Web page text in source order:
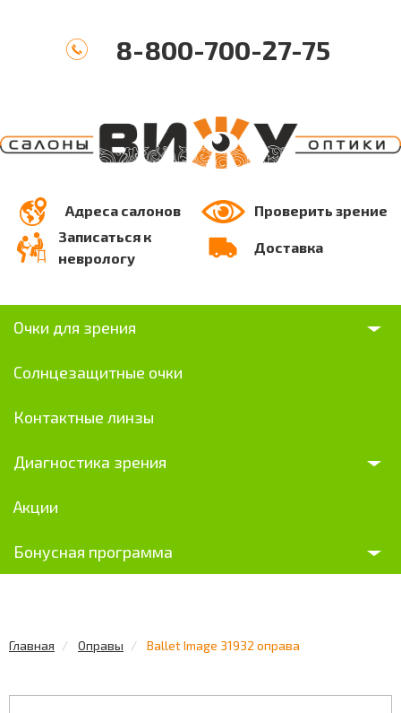
8-800-700-27-75
Адреса салонов
Проверить зрение
Записаться к
неврологу
Доставка
Очки для зрения
Солнцезащитные очки
Контактные линзы
Диагностика зрения
Акции
Бонусная программа
Главная Оправы Ballet Image 31932 оправа